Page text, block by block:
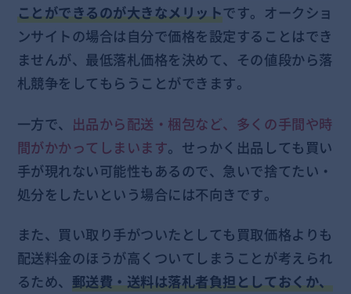
ことができるのが大きなメリットです。オークショ
ンサイトの場合は自分で価格を設定することはでき
ませんが、最低落札価格を決めて、その値段から落
札競争をしてもらうことができます。
一方で、 出品から配送・梱包など、多くの手間や時
間がかかってしまいます。せっかく出品しても買い
手が現れない可能性もあるので、急いで捨てたい・
処分をしたいという場合には不向きです。
また、買い取り手がついたとしても買取価格よりも
配送料金のほうが高くついてしまうことが考えられ
るため、 郵送費・送料は落札者負担としておくか、